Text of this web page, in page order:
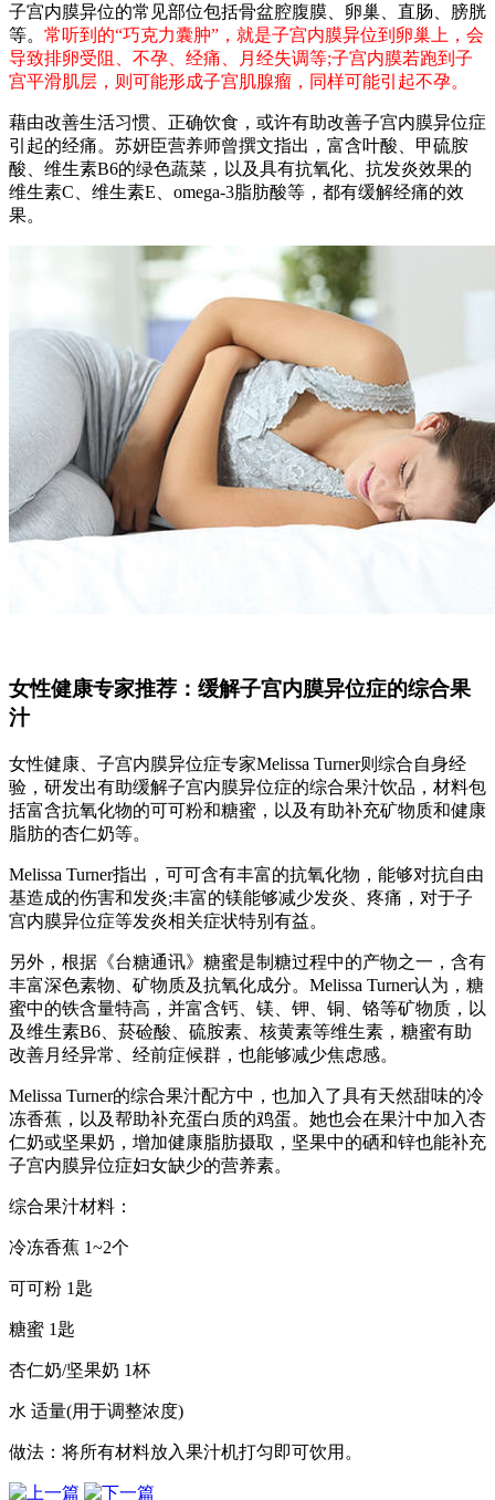
子宫内膜异位的常见部位包括骨盆腔腹膜、卵巢、直肠、膀胱
等。 常听到的“巧克力囊肿”，就是子宫内膜异位到卵巢上，会
导致排卵受阻、不孕、经痛、月经失调等;子宫内膜若跑到子
宫平滑肌层，则可能形成子宫肌腺瘤，同样可能引起不孕。
藉由改善生活习惯、正确饮食，或许有助改善子宫内膜异位症
引起的经痛。苏妍臣营养师曾撰文指出，富含叶酸、甲硫胺
酸、维生素B6的绿色蔬菜，以及具有抗氧化、抗发炎效果的
维生素C、维生素E、omega-3脂肪酸等，都有缓解经痛的效
果。
女性健康专家推荐：缓解子宫内膜异位症的综合果
汁
女性健康、子宫内膜异位症专家Melissa Turner则综合自身经
验，研发出有助缓解子宫内膜异位症的综合果汁饮品，材料包
括富含抗氧化物的可可粉和糖蜜，以及有助补充矿物质和健康
脂肪的杏仁奶等。
Melissa Turner指出，可可含有丰富的抗氧化物，能够对抗自由
基造成的伤害和发炎;丰富的镁能够减少发炎、疼痛，对于子
宫内膜异位症等发炎相关症状特别有益。
另外，根据《台糖通讯》糖蜜是制糖过程中的产物之一，含有
丰富深色素物、矿物质及抗氧化成分。Melissa Turner认为，糖
蜜中的铁含量特高，并富含钙、镁、钾、铜、铬等矿物质，以
及维生素B6、菸硷酸、硫胺素、核黄素等维生素，糖蜜有助
改善月经异常、经前症候群，也能够减少焦虑感。
Melissa Turner的综合果汁配方中，也加入了具有天然甜味的冷
冻香蕉，以及帮助补充蛋白质的鸡蛋。她也会在果汁中加入杏
仁奶或坚果奶，增加健康脂肪摄取，坚果中的硒和锌也能补充
子宫内膜异位症妇女缺少的营养素。
综合果汁材料：
冷冻香蕉 1~2个
可可粉 1匙
糖蜜 1匙
杏仁奶/坚果奶 1杯
水 适量(用于调整浓度)
做法：将所有材料放入果汁机打匀即可饮用。